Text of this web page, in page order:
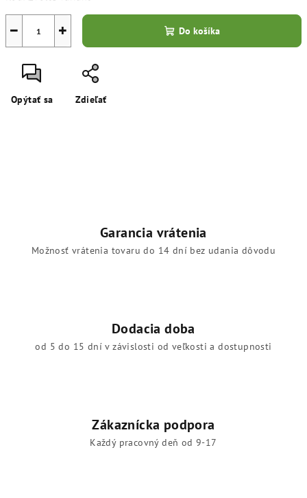
+
− Do košíka
Opýtať sa Zdieľať
Garancia vrátenia
Možnosť vrátenia tovaru do 14 dní bez udania dôvodu
Dodacia doba
od 5 do 15 dní v závislosti od veľkosti a dostupnosti
Zákaznícka podpora
Každý pracovný deň od 9-17